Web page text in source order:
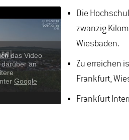
Die
zwanzig
Wiesbaden.
Zu erreichen
Frankfurt,
Frankfurt